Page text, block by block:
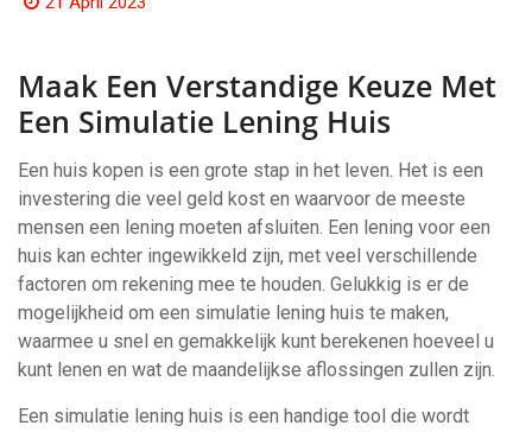
Maak Een Verstandige Keuze Met
Een Simulatie Lening Huis
Een huis kopen is een grote stap in het leven. Het is een
investering die veel geld kost en waarvoor de meeste
mensen een lening moeten afsluiten. Een lening voor een
huis kan echter ingewikkeld zijn, met veel verschillende
factoren om rekening mee te houden. Gelukkig is er de
mogelijkheid om een simulatie lening huis te maken,
waarmee u snel en gemakkelijk kunt berekenen hoeveel u
kunt lenen en wat de maandelijkse aflossingen zullen zijn.
Een simulatie lening huis is een handige tool die wordt